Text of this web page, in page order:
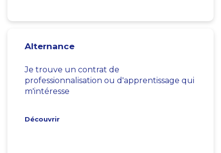
Alternance
Je trouve un contrat de
professionnalisation ou d'apprentissage qui
m'intéresse
Découvrir